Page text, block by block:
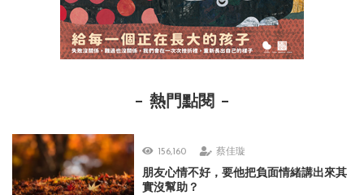
熱門點閱
156,160 蔡佳璇
朋友心情不好，要他把負面情緒講出來其
實沒幫助？